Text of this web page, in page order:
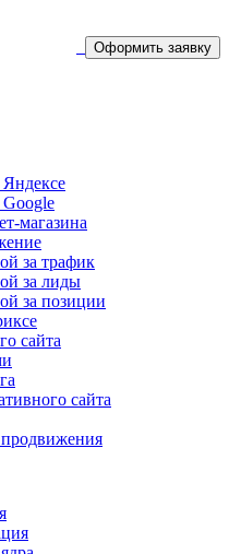
Оформить заявку
магазина
за трафик
за лиды
за позиции
сайта
сайта
продвижения